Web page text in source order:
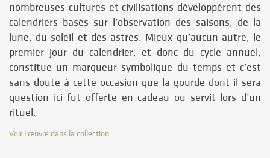
nombreuses cultures et civilisations développèrent des
calendriers basés sur l’observation des saisons, de la
lune, du soleil et des astres. Mieux qu’aucun autre, le
premier jour du calendrier, et donc du cycle annuel,
constitue un marqueur symbolique du temps et c’est
sans doute à cette occasion que la gourde dont il sera
question ici fut offerte en cadeau ou servit lors d’un
rituel.
Voir l'œuvre dans la collection